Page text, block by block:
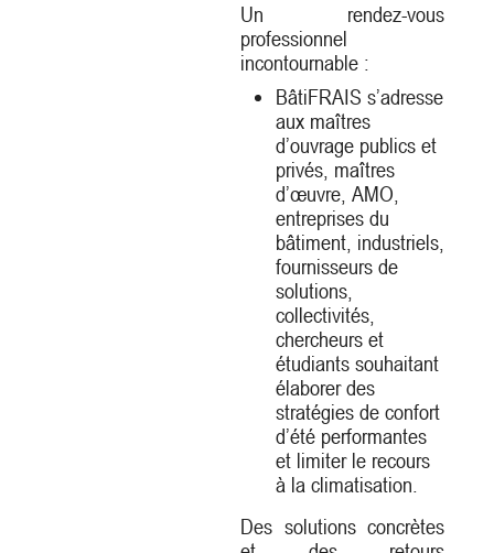
Un rendez-vous
professionnel
incontournable :
BâtiFRAIS s’adresse
aux maîtres
d’ouvrage publics et
privés, maîtres
d’œuvre, AMO,
entreprises du
bâtiment, industriels,
fournisseurs de
solutions,
collectivités,
chercheurs et
étudiants souhaitant
élaborer des
stratégies de confort
d’été performantes
et limiter le recours
à la climatisation.
Des solutions concrètes